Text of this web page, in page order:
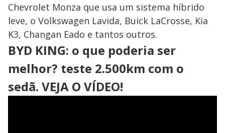
Chevrolet Monza que usa um sistema híbrido
leve, o Volkswagen Lavida, Buick LaCrosse, Kia
K3, Changan Eado e tantos outros.
BYD KING: o que poderia ser
melhor? teste 2.500km com o
sedã. VEJA O VÍDEO!